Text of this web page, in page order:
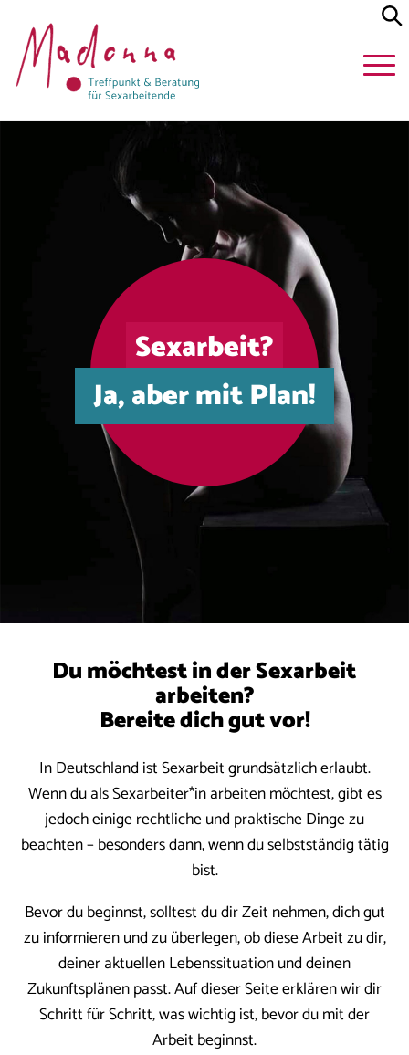
Sexarbeit?
Ja, aber mit Plan!
Du möchtest in der Sexarbeit
arbeiten?
Bereite dich gut vor!
In Deutschland ist Sexarbeit grundsätzlich erlaubt.
Wenn du als Sexarbeiter*in arbeiten möchtest, gibt es
jedoch einige rechtliche und praktische Dinge zu
beachten – besonders dann, wenn du selbstständig tätig
bist.
Bevor du beginnst, solltest du dir Zeit nehmen, dich gut
zu informieren und zu überlegen, ob diese Arbeit zu dir,
deiner aktuellen Lebenssituation und deinen
Zukunftsplänen passt. Auf dieser Seite erklären wir dir
Schritt für Schritt, was wichtig ist, bevor du mit der
Arbeit beginnst.